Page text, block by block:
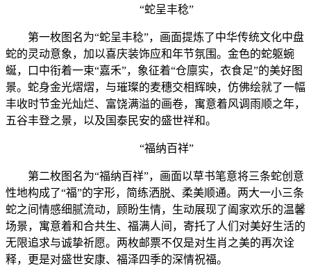
“蛇呈丰稔”
第一枚图名为“蛇呈丰稔”，画面提炼了中华传统文化中盘
蛇的灵动意象，加以喜庆装饰应和年节氛围。金色的蛇躯蜿
蜒，口中衔着一束“嘉禾”，象征着“仓廪实，衣食足”的美好图
景。蛇身金光熠熠，与璀璨的麦穗交相辉映，仿佛绘就了一幅
丰收时节金光灿烂、富饶满溢的画卷，寓意着风调雨顺之年，
五谷丰登之景，以及国泰民安的盛世祥和。
“福纳百祥”
第二枚图名为“福纳百祥”，画面以草书笔意将三条蛇创意
性地构成了“福”的字形，简练洒脱、柔美顺通。两大一小三条
蛇之间情感细腻流动，顾盼生情，生动展现了阖家欢乐的温馨
场景，寓意着和合共生、福满人间，寄托了人们对美好生活的
无限追求与诚挚祈愿。两枚邮票不仅是对生肖之美的再次诠
释，更是对盛世安康、福泽四季的深情祝福。